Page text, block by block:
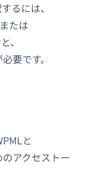
るには、
または
、
要です。
と
アクセストー